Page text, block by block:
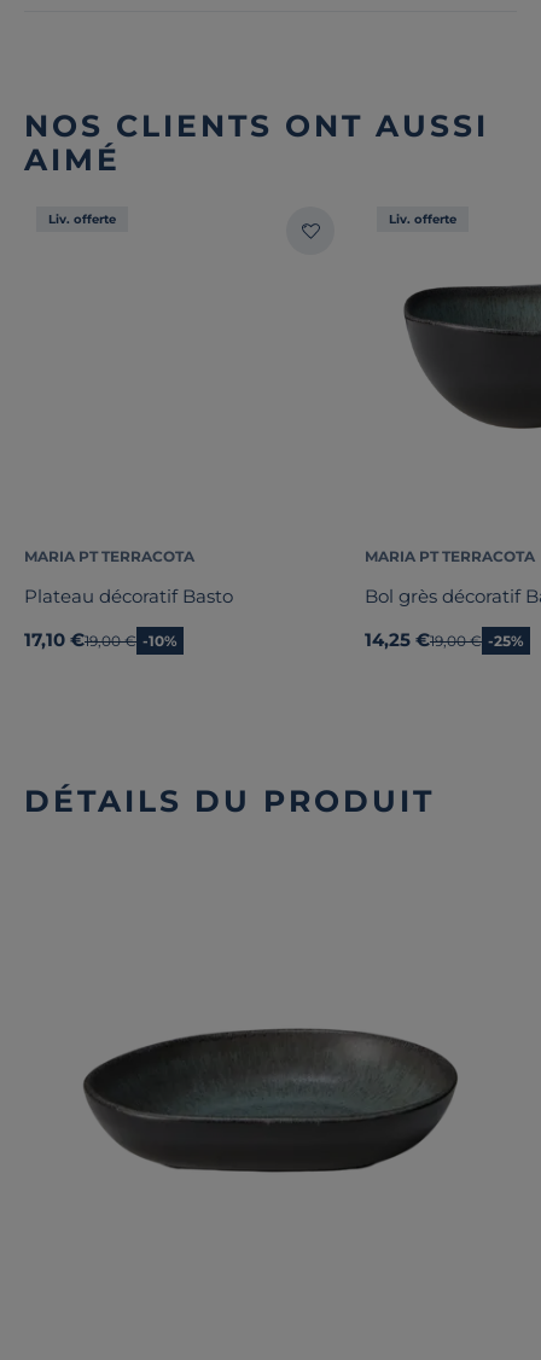
NOS CLIENTS ONT AUSSI
AIMÉ
Liv. offerte
MARIA PT TERRACOTA
Plateau décoratif Basto
17,10 €Ancien prix
19,00 € -10%
Liv. offerte
MARIA PT TERRACOTA
Bol grès décoratif
14,25 €Ancien prix
19,00 € -25%
DÉTAILS DU PRODUIT